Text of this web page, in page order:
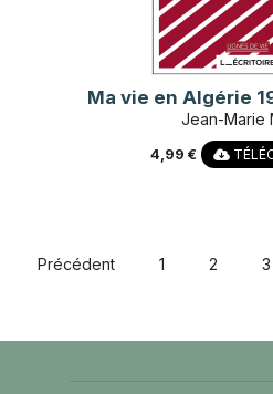
Ma vie en Algérie
Jean-Marie
4,99 €
Précédent 1 2 3